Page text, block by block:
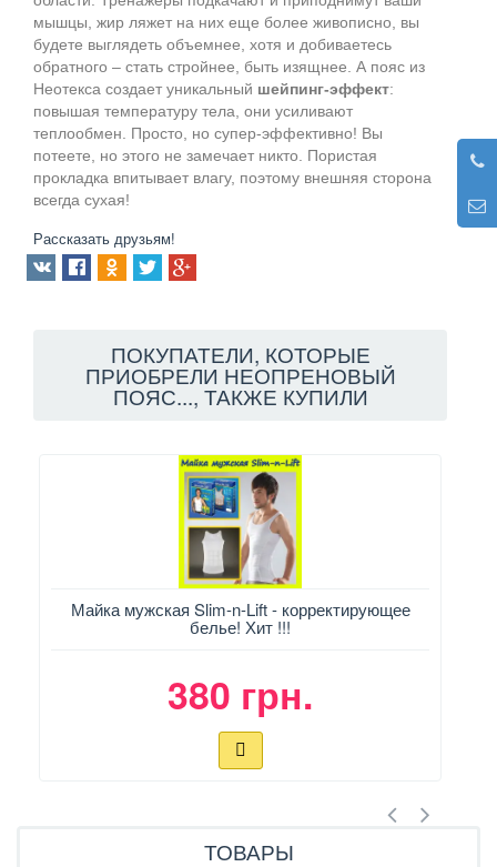
мышцы, жир ляжет на них еще более живописно, вы
будете выглядеть объемнее, хотя и добиваетесь
обратного – стать стройнее, быть изящнее. А пояс из
Неотекса создает уникальный шейпинг-эффект:
повышая температуру тела, они усиливают
теплообмен. Просто, но супер-эффективно! Вы
потеете, но этого не замечает никто. Пористая
прокладка впитывает влагу, поэтому внешняя сторона
всегда сухая!
Рассказать друзьям!
ПОКУПАТЕЛИ, КОТОРЫЕ
ПРИОБРЕЛИ НЕОПРЕНОВЫЙ
ПОЯС..., ТАКЖЕ КУПИЛИ
Майка мужская Slim-n-Lift - корректирующее
белье! Хит !!!
380 грн.
ТОВАРЫ